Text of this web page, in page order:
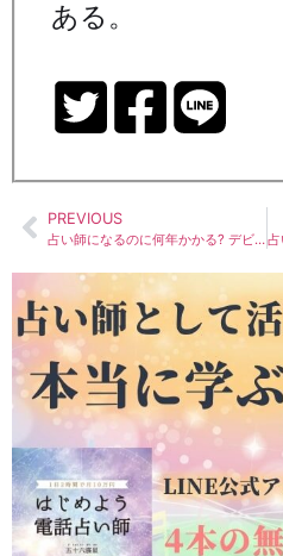
ある。
PREVIOUS
占い師になるのに何年かかる? デビューから安定収入までのリアルな期間